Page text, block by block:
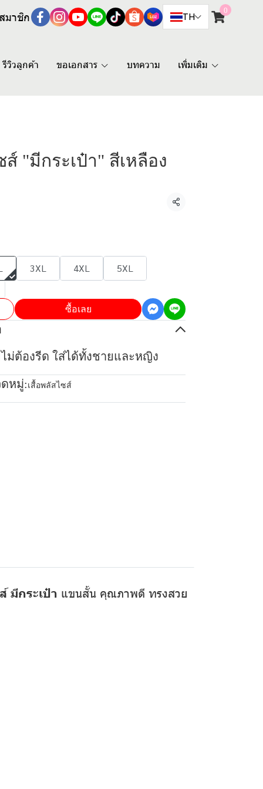
มาชิก TH
0
รีวิวลูกค้า ขอเอกสาร บทความ เพิ่มเติม
"มีกระเป๋า" สีเหลือง
แชร์
3XL 4XL 5XL
ซื้อเลย
ม่ต้องรีด ใส่ได้ทั้งชายและหญิง
หมู่: เสื้อพลัสไซส์
มีกระเป๋า แขนสั้น คุณภาพดี ทรงสวย